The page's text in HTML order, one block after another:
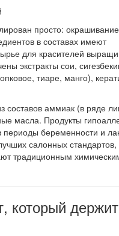
просто:
в составах имеют
для красителей
экстракты сои,
тиаре, манго),
составов аммиак (в ряде
масла. Продукты
беременности и
салонных стандартов,
традиционным
который